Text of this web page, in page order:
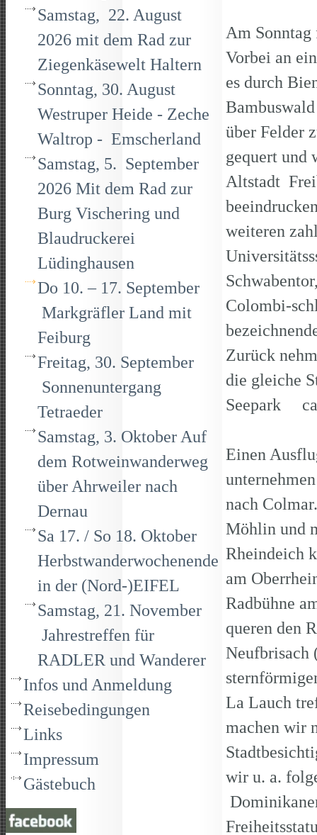
Samstag, 22. August
2026 mit dem Rad zur
Ziegenkäsewelt Haltern
Sonntag, 30. August
Westruper Heide - Zeche
Waltrop - Emscherland
Samstag, 5. September
2026 Mit dem Rad zur
Burg Vischering und
Blaudruckerei
Lüdinghausen
Do 10. – 17. September
Markgräfler Land mit
Feiburg
Freitag, 30. September
Sonnenuntergang
Tetraeder
Samstag, 3. Oktober Auf
dem Rotweinwanderweg
über Ahrweiler nach
Dernau
Sa 17. / So 18. Oktober
Herbstwanderwochenende
in der (Nord-)EIFEL
Samstag, 21. November
Jahrestreffen für
RADLER und Wanderer
Infos und Anmeldung
Reisebedingungen
Links
Impressum
Gästebuch
Am
Vorbei an
es durch
über Felder
gequert und
Altstadt
weiteren
Colombi-
Zurück
die gleiche
Seepark
Einen
nach
Möhlin und
Rheindeich
am
Radbühne
queren den
Neufbrisach
La Lauch
machen wir
wir u. a.